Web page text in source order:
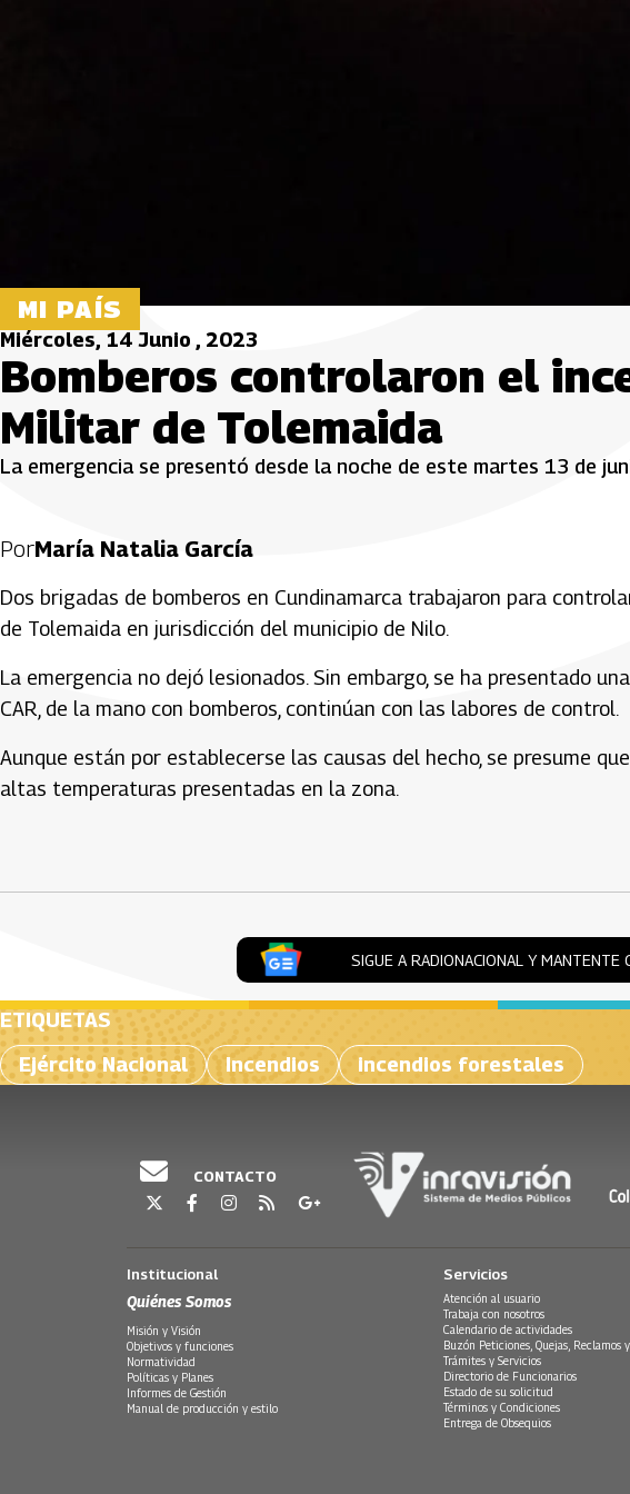
MI PAÍS
Miércoles, 14 Junio , 2023
Bomberos controlaron el
Militar de Tolemaida
La emergencia se presentó desde la noche de este martes 13 de
PorMaría Natalia García
Dos brigadas de bomberos en Cundinamarca trabajaron para
de Tolemaida en jurisdicción del municipio de Nilo.
La emergencia no dejó lesionados. Sin embargo, se ha presentado
CAR, de la mano con bomberos, continúan con las labores de control.
Aunque están por establecerse las causas del hecho, se presume
altas temperaturas presentadas en la zona.
SIGUE A RADIONACIONAL Y MANTENTE
ETIQUETAS
Ejército Nacional
Incendios incendios forestales
CONTACTO
Institucional
Quiénes Somos
Misión y Visión
Objetivos y funciones
Normatividad
Políticas y Planes
Informes de Gestión
Manual de producción y estilo
Servicios
Atención al usuario
Trabaja con nosotros
Calendario de actividades
Buzón Peticiones, Quejas, Reclamos
Trámites y Servicios
Directorio de Funcionarios
Estado de su solicitud
Términos y Condiciones
Entrega de Obsequios